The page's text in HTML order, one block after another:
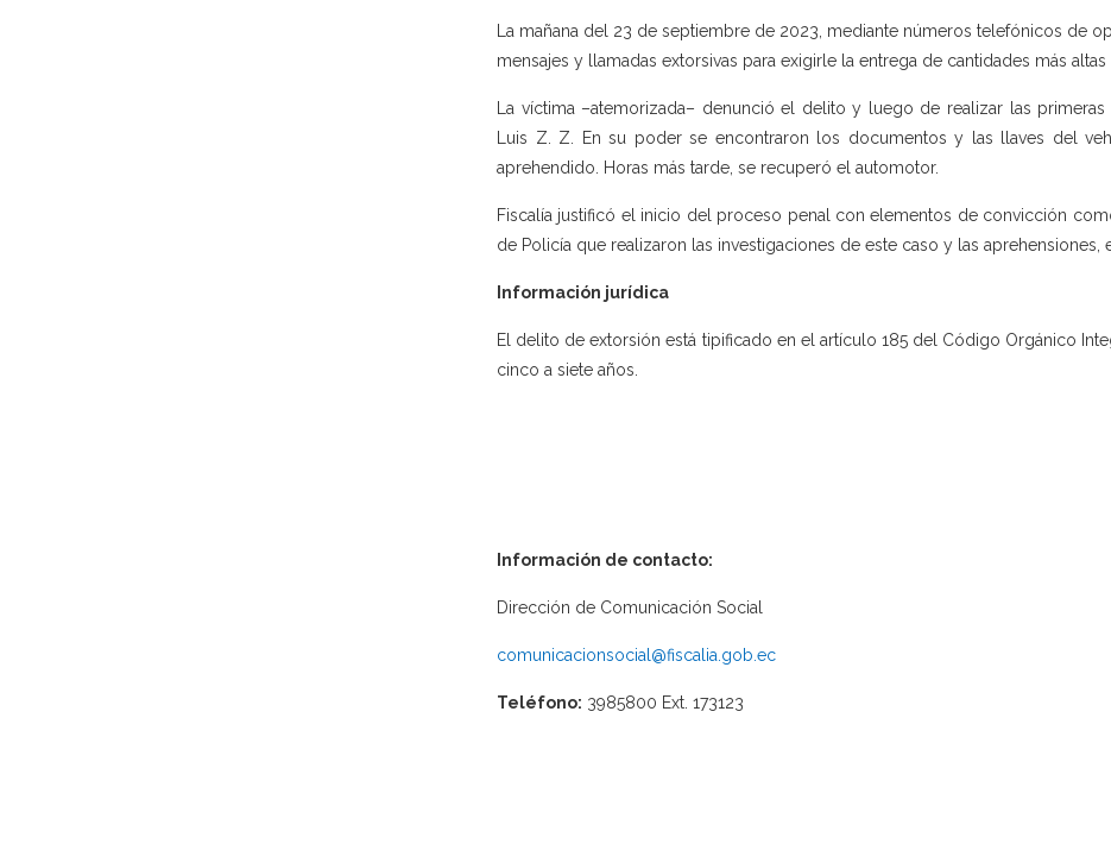
La mañana del 23 de septiembre de 2023, mediante números telefónicos de
mensajes y llamadas extorsivas para exigirle la entrega de cantidades más altas
La víctima –atemorizada– denunció el delito y luego de realizar las
Luis Z. Z. En su poder se encontraron los documentos y las llaves del
aprehendido. Horas más tarde, se recuperó el automotor.
Fiscalía justificó el inicio del proceso penal con elementos de convicción
de Policía que realizaron las investigaciones de este caso y las
Información jurídica
El delito de extorsión está tipificado en el artículo 185 del Código Orgánico
cinco a siete años.
Información de contacto:
Dirección de Comunicación Social
comunicacionsocial@fiscalia.gob.ec
Teléfono: 3985800 Ext. 173123